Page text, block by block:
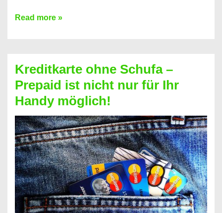
Konto
Neueröffnung
trotz
Schufaeintrag
möglich
Read more »
Kreditkarte ohne Schufa –
Prepaid ist nicht nur für Ihr
Handy möglich!